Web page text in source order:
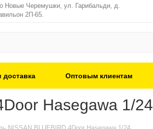
Новые Черемушки, ул. Гарибальди, д.
2П-65.
доставка Оптовым клиентам
Hasegawa 1/24